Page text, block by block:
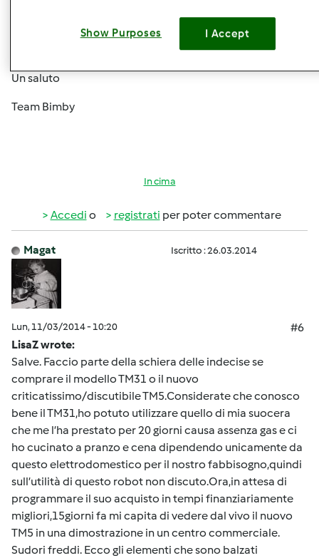
La invitiamo a rimanere in contatto con la Sua Incaricata
per avere informazioni riguardo alle condizioni di
Un saluto
Team Bimby
In cima
Accedi o registrati per poter commentare
Magat Iscritto : 26.03.2014
Lun, 11/03/2014 - 10:20
#6
LisaZ wrote:
Salve. Faccio parte della schiera delle indecise se
comprare il modello TM31 o il nuovo
criticatissimo/discutibile TM5.Considerate che conosco
bene il TM31,ho potuto utilizzare quello di mia suocera
che me l’ha prestato per 20 giorni causa assenza gas e ci
ho cucinato a pranzo e cena dipendendo unicamente da
questo elettrodomestico per il nostro fabbisogno,quindi
sull’utilità di questo robot non discuto.Ora,in attesa di
programmare il suo acquisto in tempi finanziariamente
migliori,15giorni fa mi capita di vedere dal vivo il nuovo
TM5 in una dimostrazione in un centro commerciale.
Sudori freddi. Ecco gli elementi che sono balzati
Show Purposes I Accept